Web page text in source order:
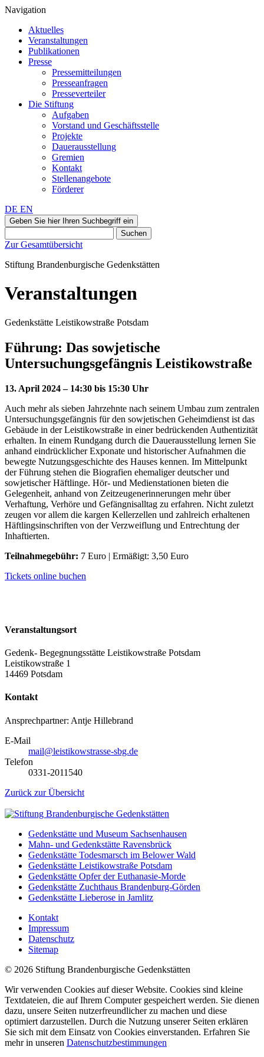
Navigation
Aktuelles
Veranstaltungen
Publikationen
Presse
Pressemitteilungen
Presseanfragen
Presseverteiler
Die Stiftung
Aufgaben
Vorstand und Geschäftsstelle
Projekte
Dauerausstellung
Gremien
Kontakt
Stellenangebote
Förderer
DE EN
Geben Sie hier Ihren Suchbegriff ein
Suchen
Zur Gesamtübersicht
Stiftung Brandenburgische Gedenkstätten
Veranstaltungen
Gedenkstätte Leistikowstraße Potsdam
Führung: Das sowjetische
Untersuchungsgefängnis Leistikowstraße
13. April 2024 – 14:30 bis 15:30 Uhr
Auch mehr als sieben Jahrzehnte nach seinem Umbau zum zentralen
Untersuchungsgefängnis für den sowjetischen Geheimdienst ist das
Gebäude in der Leistikowstraße in einer bedrückenden Authentizität
erhalten. In einem Rundgang durch die Dauerausstellung lernen Sie
anhand eindrücklicher Exponate und historischer Aufnahmen die
bewegte Nutzungsgeschichte des Hauses kennen. Im Mittelpunkt
der Führung stehen die Biografien ehemaliger deutscher und
sowjetischer Häftlinge. Hör- und Medienstationen bieten die
Gelegenheit, anhand von Zeitzeugenerinnerungen mehr über
Verhaftung, Verhöre und Gefängnisalltag zu erfahren. Nicht zuletzt
zeugen vor allem die kargen Kellerzellen und zahlreich erhaltenen
Häftlingsinschriften von der Verzweiflung und Entrechtung der
Inhaftierten.
Teilnahmegebühr: 7 Euro | Ermäßigt: 3,50 Euro
Tickets online buchen
Veranstaltungsort
Gedenk- Begegnungsstätte Leistikowstraße Potsdam
Leistikowstraße 1
14469 Potsdam
Kontakt
Ansprechpartner: Antje Hillebrand
E-Mail
mail@leistikowstrasse-sbg.de
Telefon
0331-2011540
Zurück zur Übersicht
Gedenkstätte und Museum Sachsenhausen
Mahn- und Gedenkstätte Ravensbrück
Gedenkstätte Todesmarsch im Belower Wald
Gedenkstätte Leistikowstraße Potsdam
Gedenkstätte Opfer der Euthanasie-Morde
Gedenkstätte Zuchthaus Brandenburg-Görden
Gedenkstätte Lieberose in Jamlitz
Kontakt
Impressum
Datenschutz
Sitemap
© 2026 Stiftung Brandenburgische Gedenkstätten
Wir verwenden Cookies auf dieser Website. Cookies sind kleine
Textdateien, die auf Ihrem Computer gespeichert werden. Sie dienen
dazu, unsere Seiten nutzerfreundlicher zu machen und diese
optimiert darzustellen. Durch die Nutzung unserer Seiten erklären
Sie sich mit dem Einsatz von Cookies einverstanden. Erfahren Sie
mehr in unseren Datenschutzbestimmungen